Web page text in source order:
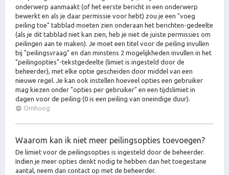
onderwerp aanmaakt (of het eerste bericht in een onderwerp
bewerkt en als je daar permissie voor hebt) zou je een "voeg
peiling toe" tabblad moeten zien onderaan het berichten-gedeelte
(als je dit tabblad niet kan zien, heb je niet de juiste permissies om
peilingen aan te maken). Je moet een titel voor de peiling invullen
bij "peilingsvraag" en dan minstens 2 mogelijkheden invullen in het
"peilingopties"-tekstgedeelte (limiet is ingesteld door de
beheerder), met elke optie gescheiden door middel van een
nieuwe regel. Je kan ook instellen hoeveel opties een gebruiker
mag kiezen onder "opties per gebruiker" en een tijdslimiet in
dagen voor de peiling (0 is een peiling van oneindige duur).
Omhoog
Waarom kan ik niet meer peilingsopties toevoegen?
De limiet voor de peilingsopties is ingesteld door de beheerder.
Indien je meer opties denkt nodig te hebben dan het toegestane
aantal, neem dan contact op met de beheerder.